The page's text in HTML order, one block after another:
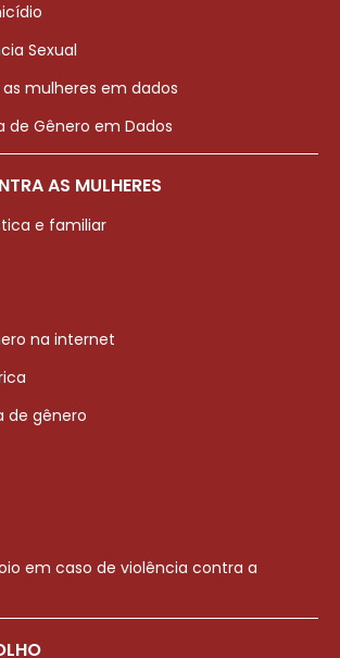
Sexual
mulheres em dados
de Gênero em Dados
AS MULHERES
e familiar
na internet
de gênero
em caso de violência contra a